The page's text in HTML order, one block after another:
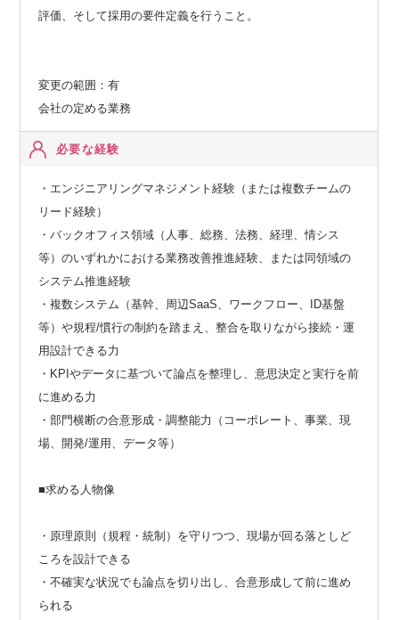
評価、そして採用の要件定義を行うこと。
変更の範囲：有
会社の定める業務
必要な経験
・エンジニアリングマネジメント経験（または複数チームの
リード経験）
・バックオフィス領域（人事、総務、法務、経理、情シス
等）のいずれかにおける業務改善推進経験、または同領域の
システム推進経験
・複数システム（基幹、周辺SaaS、ワークフロー、ID基盤
等）や規程/慣行の制約を踏まえ、整合を取りながら接続・運
用設計できる力
・KPIやデータに基づいて論点を整理し、意思決定と実行を前
に進める力
・部門横断の合意形成・調整能力（コーポレート、事業、現
場、開発/運用、データ等）
■求める人物像
・原理原則（規程・統制）を守りつつ、現場が回る落としど
ころを設計できる
・不確実な状況でも論点を切り出し、合意形成して前に進め
られる